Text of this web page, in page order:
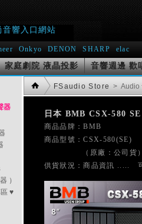
音響入口網站
Onkyo DENON SHARP elac
家庭劇院 液晶投影 音響週邊 歡
器
）
♥
FSaudio Store > Audio
日本 BMB CSX-580
商品品牌：BMB
商品型號：CSX-580(SE)
（原廠：公司貨）